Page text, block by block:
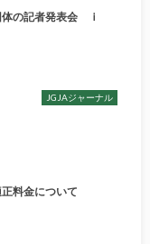
体の記者発表会 ｉ
JGJAジャーナル
料金について